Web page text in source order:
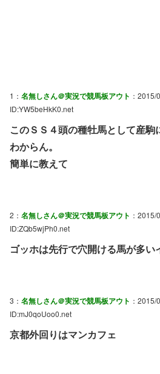
1： 名無しさん＠実況で競馬板アウト ：
ID:YW5beHkK0.net
このＳＳ４頭の種牡馬として産
わからん。
簡単に教えて
2： 名無しさん＠実況で競馬板アウト ：
ID:ZQb5wjPh0.net
ゴッホは先行で穴開ける馬が多い
3： 名無しさん＠実況で競馬板アウト ：
ID:mJ0qoUoo0.net
京都外回りはマンカフェ